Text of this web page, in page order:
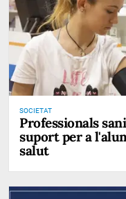
SOCIETAT
Professionals
suport per a
salut